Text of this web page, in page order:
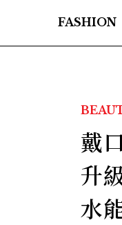
FASHION
戴
升
水